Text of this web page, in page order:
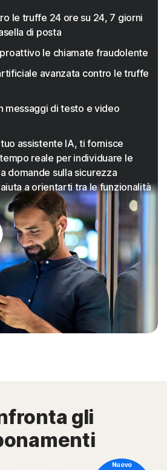
le truffe 24 ore su 24, 7 giorni
di posta
le chiamate fraudolente
avanzata contro le truffe
messaggi di testo e video
assistente IA, ti fornisce
reale per individuare le
domande sulla sicurezza
a orientarti tra le funzionalità
gli
Nuovo